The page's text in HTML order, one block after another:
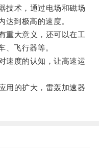
术，通过电场和磁场
达到极高的速度。
大意义，还可以在工
、飞行器等。
度的认知，让高速运
的扩大，雷轰加速器